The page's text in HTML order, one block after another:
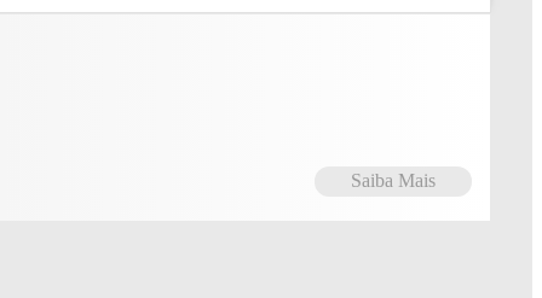
Saiba Mais